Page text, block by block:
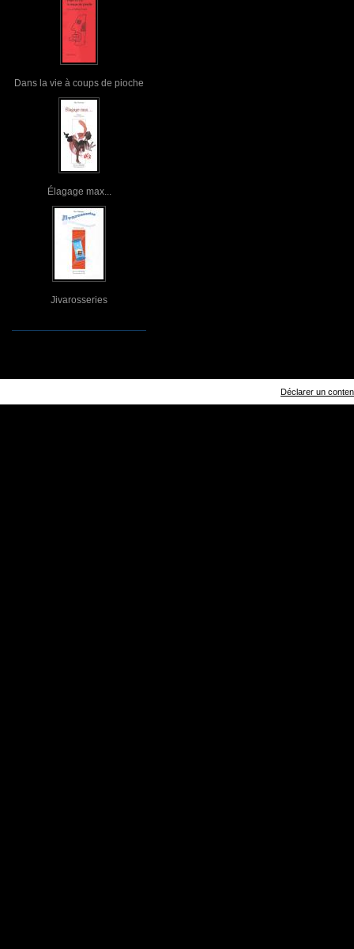
Dans la vie à coups de pioche
Élagage max...
Jivarosseries
Déclarer un